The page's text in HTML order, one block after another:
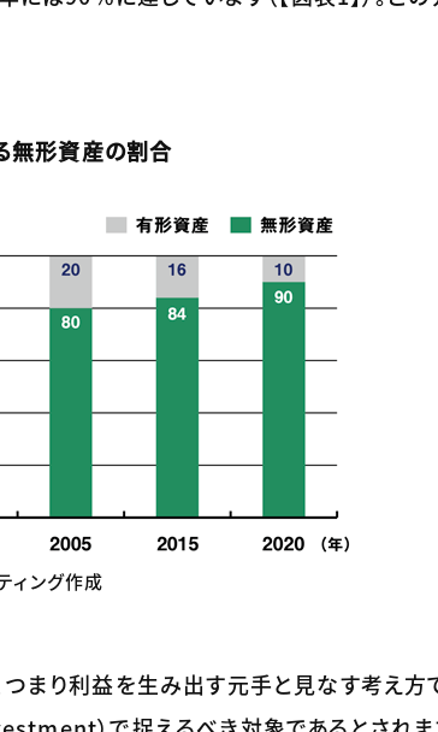
無形資産の割合
ィング作成
まり利益を生み出す元手と見なす考え方で